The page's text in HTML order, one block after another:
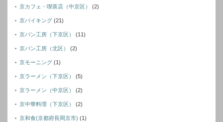
京カフェ・喫茶店（中京区） (2)
京バイキング (21)
京パン工房（下京区） (11)
京パン工房（北区） (2)
京モーニング (1)
京ラーメン（下京区） (5)
京ラーメン（中京区） (2)
京中華料理（下京区） (2)
京和食(京都府長岡京市) (1)